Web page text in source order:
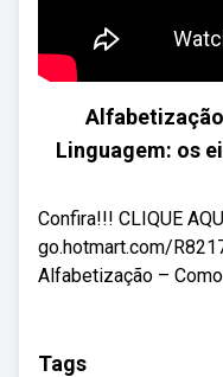
Alfabetização
Linguagem: os
Confira!!! CLIQUE
go.hotmart.com/
Alfabetização –
Tags